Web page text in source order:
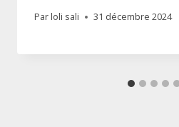
Parloli sali 31 décembre 2024